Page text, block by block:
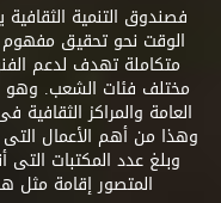
فصندوق التنمية
الوقت نحو تحقيق مفهوم
متكاملة تهدف لدعم
مختلف فئات الشعب. وهو
العامة والمراكز
وهذا من أهم الأعمال
وبلغ عدد المكتبات
المتصور إقامة مثل هذه